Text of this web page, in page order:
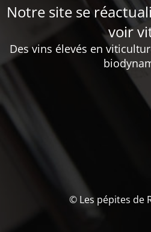
Notre site se
voir
Des vins élevés en
© Les pépites de